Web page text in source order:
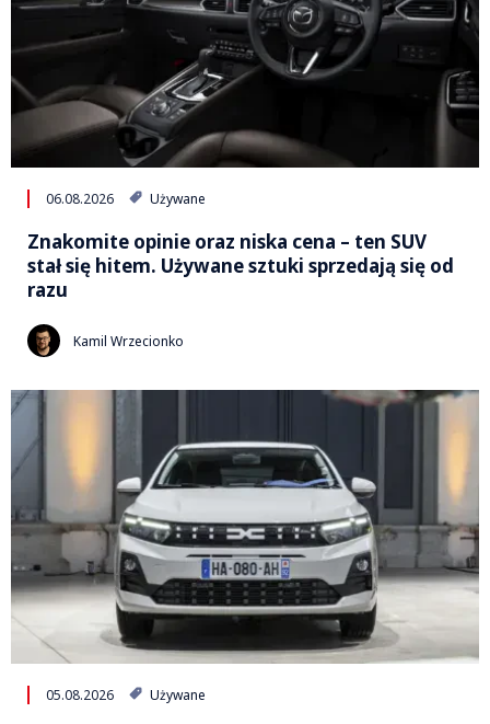
06.08.2026 Używane
Znakomite opinie oraz niska cena – ten SUV
stał się hitem. Używane sztuki sprzedają się od
razu
Kamil Wrzecionko
05.08.2026 Używane